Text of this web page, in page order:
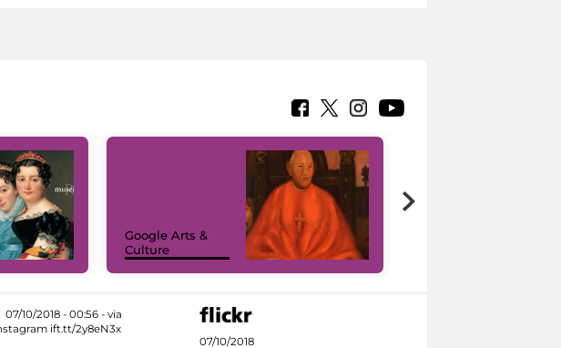
Google Arts &
Culture
07/10/2018